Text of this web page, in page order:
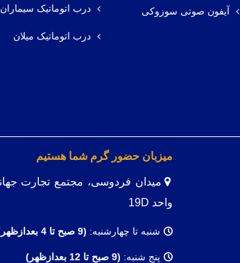
آیفون صوتی سوزوکی درب اتوماتیک سیماران
درب اتوماتیک میلان
میزبان حضور گرم شما هستیم
واحد 19D
شنبه تا چهارشنبه: (9 صبح تا 4 بعدازظهر)
پنج شنبه: (9 صبح تا 12 بعدازظهر)